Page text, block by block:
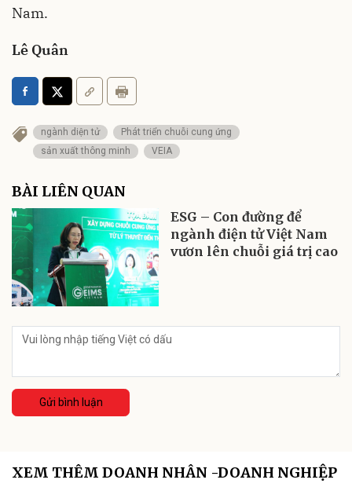
Nam.
Lê Quân
ngành diện tử
Phát triển chuỗi cung ứng
sản xuất thông minh
VEIA
BÀI LIÊN QUAN
ESG – Con đường để
ngành điện tử Việt Nam
vươn lên chuỗi giá trị cao
Gửi bình luận
XEM THÊM DOANH NHÂN -DOANH NGHIỆP